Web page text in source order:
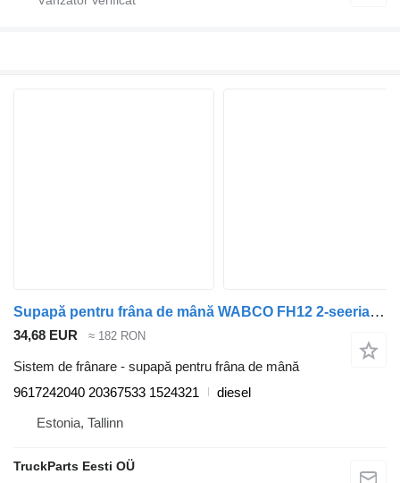
Supapă pentru frâna de mână WABCO FH12 2-seeria (01.02-) 9617242040 pentru cap tractor Volvo FH12, FH16, NH12, FH, VNL780 (1993-2014)
34,68 EUR ≈ 182 RON
Sistem de frânare - supapă pentru frâna de mână
9617242040 20367533 1524321
diesel
Estonia, Tallinn
TruckParts Eesti OÜ